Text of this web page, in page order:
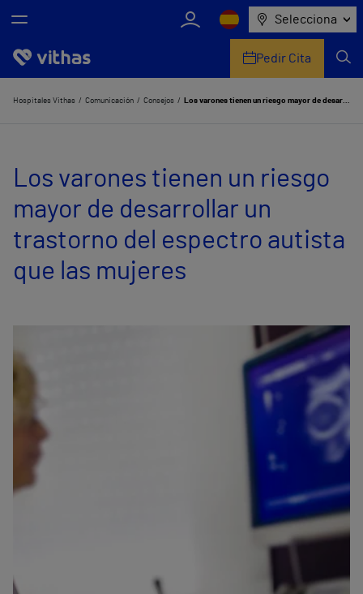
Selecciona
Nosotros
Servicios de salud
Equipo médico y asistencial
Pedir Cita
Hospitales Vithas Comunicación Consejos Los varones tienen un riesgo mayor de desarrollar un trastorno del espectro autista que las mujeres
Los varones tienen un riesgo
mayor de desarrollar un
trastorno del espectro autista
que las mujeres